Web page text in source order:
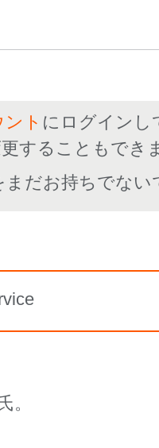
ト にログインし
することもでき
だお持ちでない
。